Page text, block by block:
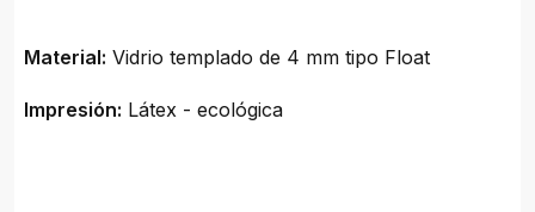
Material: Vidrio templado de 4 mm tipo Float
Impresión: Látex - ecológica